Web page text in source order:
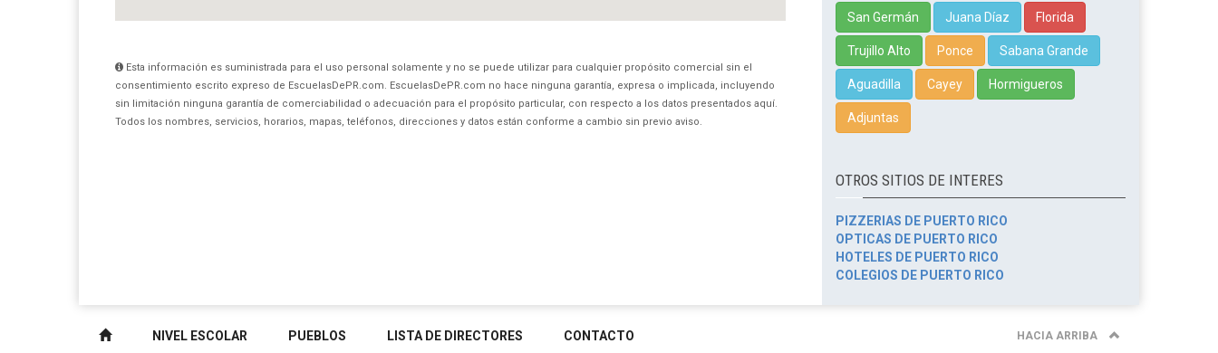
Esta información es suministrada para el uso personal solamente y no se puede utilizar para cualquier propósito comercial sin el
consentimiento escrito expreso de EscuelasDePR.com. EscuelasDePR.com no hace ninguna garantía, expresa o implicada, incluyendo
sin limitación ninguna garantía de comerciabilidad o adecuación para el propósito particular, con respecto a los datos presentados aquí.
Todos los nombres, servicios, horarios, mapas, teléfonos, direcciones y datos están conforme a cambio sin previo aviso.
San Germán Juana Díaz Florida
Trujillo Alto Ponce Sabana Grande
Aguadilla Cayey Hormigueros
Adjuntas
OTROS SITIOS DE INTERES
PIZZERIAS DE PUERTO RICO
OPTICAS DE PUERTO RICO
HOTELES DE PUERTO RICO
COLEGIOS DE PUERTO RICO
NIVEL ESCOLAR PUEBLOS LISTA DE DIRECTORES CONTACTO HACIA ARRIBA